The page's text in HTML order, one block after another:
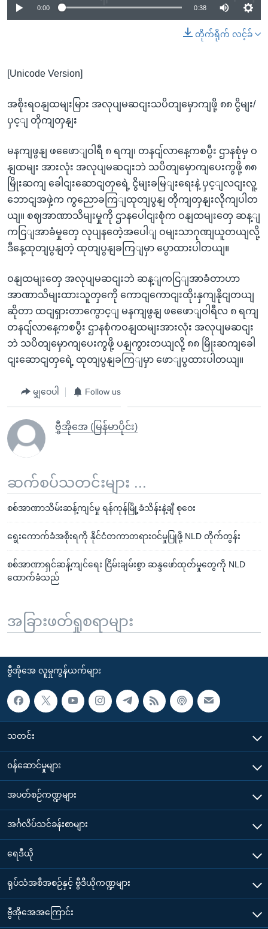
0:00 0:38
တိုက်ရိုက် လင့်ခ်
[Unicode Version]
အစိုးရဝနျထမျးမြား အလုပျမဆငျးသပိတျမှောကျဖို့ ၈၈ ငွိမျး/
ပှင့ျ တိုကျတှနျး
မနကျဖွနျ ဖဖေောျဝါရီ ၈ ရကျ၊ တနငျ်လာနေ့ကစပွီး ဌာနစုံမှ ဝ
နျထမျး အားလုံး အလုပျမဆငျးဘဲ သပိတျမှောကျပေးကွဖို့ ၈၈
မြိုးဆကျ ခေါငျးဆောငျတှရေဲ့ ငွိမျးခမြျးရေးနဲ့ ပှင့ျလငျးလူ့
ဘောငျအဖှဲ့က ကွညောခကြျထုတျပွနျ တိုကျတှနျးလိုကျပါတ
ယျ။ စဈအာဏာသိမျးမှုကို ဌာနပေါငျးစုံက ဝနျထမျးတှေ ဆန့ျ
ကငြျအာခံမှုတှေ လုပျနတေဲ့အပေါျ ဝမျးသာဂုဏျယူတယျလို့
ဒီနေ့ထုတျပွနျတဲ့ ထုတျပွနျခကြျမှာ ပွောထားပါတယျ။
ဝနျထမျးတှေ အလုပျမဆငျးဘဲ ဆန့ျကငြျအာခံတာဟာ
အာဏာသိမျးထားသူတှကေို ကောငျကောငျးထိုးနှကျနိုငျတယျ
ဆိုတာ ထငျရှားတာကွောင့ျ မနကျဖွနျ ဖဖေောျဝါရီလ ၈ ရကျ
တနငျ်လာနေ့ကစပွီး ဌာနစုံကဝနျထမျးအားလုံး အလုပျမဆငျး
ဘဲ သပိတျမှောကျပေးကွဖို့ ပနျကွားတယျလို့ ၈၈ မြိုးဆကျခေါ
ငျးဆောငျတှရေဲ့ ထုတျပွနျခကြျမှာ ဖောျပွထားပါတယျ။
မျှဝေပါ Follow us
ဗွီအိုအေ (မြန်မာပိုင်း)
ဆက်စပ်သတင်းများ ...
စစ်အာဏာသိမ်းဆန့်ကျင်မှု ရန်ကုန်မြို့ခံသိန်းနဲ့ချီ စုဝေး
ရွေးကောက်ခံအစိုးရကို နိုင်ငံတကာတရားဝင်မှုပြုဖို့ NLD တိုက်တွန်း
စစ်အာဏာရှင်ဆန့်ကျင်ရေး ငြိမ်းချမ်းစွာ ဆန္ဒဖော်ထုတ်မှုတွေကို NLD
ထောက်ခံသည်
အခြားဖတ်ရှုစရာများ
ဗွီအိုအေ လူမှုကွန်ယက်များ
သတင်း
၀န်ဆောင်မှုများ
အပတ်စဉ်ကဏ္ဍများ
အင်္ဂလိပ်သင်ခန်းစာများ
ရေဒီယို
ရုပ်သံအစီအစဉ်နှင့် ဗွီဒီယိုကဏ္ဍများ
ဗွီအိုအေအကြောင်း